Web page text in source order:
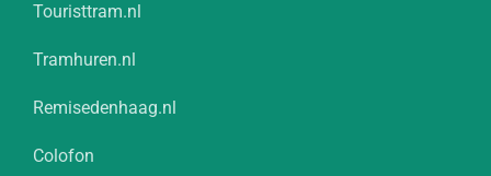
Touristtram.nl
Tramhuren.nl
Remisedenhaag.nl
Colofon